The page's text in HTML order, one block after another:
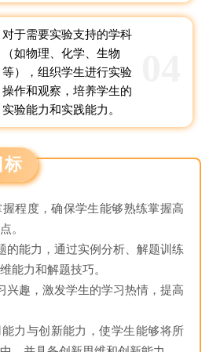
对于需要实验支持的学科
（如物理、化学、生物
等），组织学生进行实验
操作和观察，培养学生的
实验能力和实践能力。
标
程度，确保学生能够熟练掌握高
。
的能力，通过实例分析、解题训练
能力和解题技巧。
兴趣，激发学生的学习热情，提高
力与创新能力，使学生能够将所